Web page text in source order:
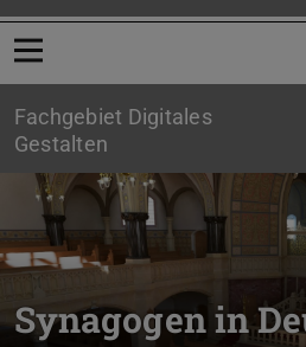
Menü öffnen
Fachgebiet Digitales
Gestalten
Synagogen in